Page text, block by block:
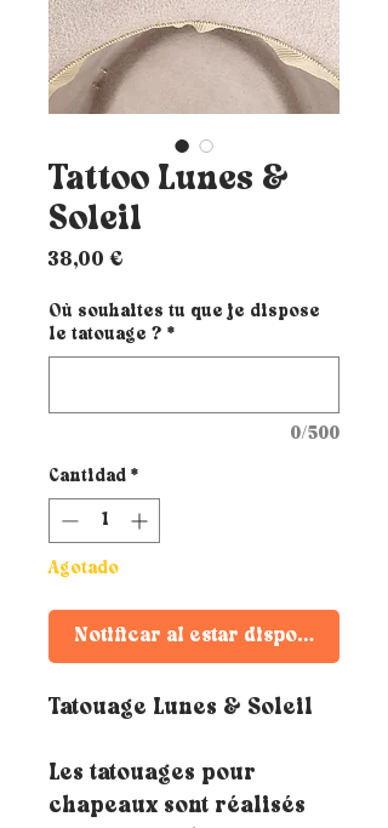
Tattoo Lunes &
Soleil
38,00 €
Où souhaites tu que je dispose
le tatouage ? *
0/500
Cantidad *
Agotado
Notificar al estar disponible
Tatouage Lunes & Soleil
Les tatouages pour
chapeaux sont réalisés